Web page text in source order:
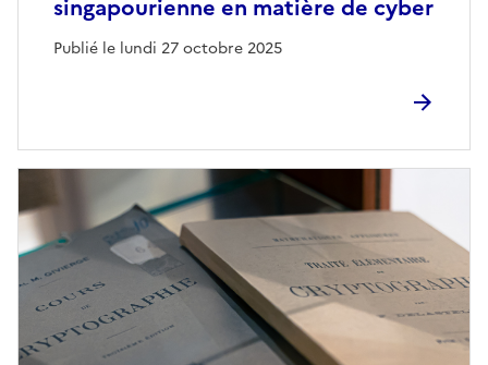
singapourienne en matière de cyber
Publié le lundi 27 octobre 2025